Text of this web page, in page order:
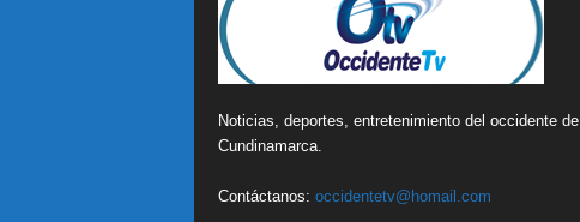
Noticias, deportes, entretenimiento del occidente de
Cundinamarca.
Contáctanos: occidentetv@homail.com